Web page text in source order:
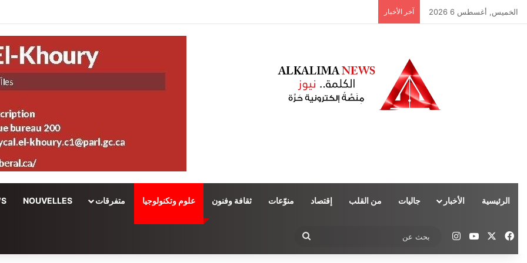
الخميس, أغسطس 6 2026 آخر الأخبار
الرئيسية الأخبار جاليات من القلب إقتصاد منوّعات ثقافة وفنون علوم وتكنولوجيا متفرقات NOUVELLES
فيسبوك ‫YouTubeانستقرام
عن